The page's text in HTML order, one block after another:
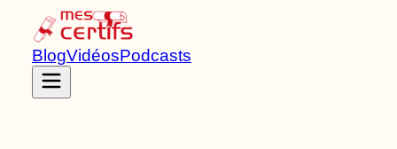
BlogVidéosPodcasts